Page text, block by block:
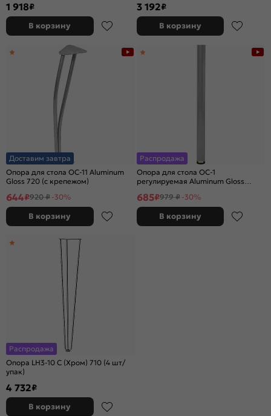
1 918₽
В корзину
3 192₽
В корзину
Доставим завтра
Опора для стола OC-11 Aluminum
Gloss 720 (с крепежом)
644₽920 ₽ -30%
В корзину
Распродажа
Опора для стола OC-1
регулируемая Aluminum Gloss
685₽979 ₽ -30%
В корзину
Распродажа
Опора LH3-10 C (Хром) 710 (4 шт/
упак)
4 732₽
В корзину